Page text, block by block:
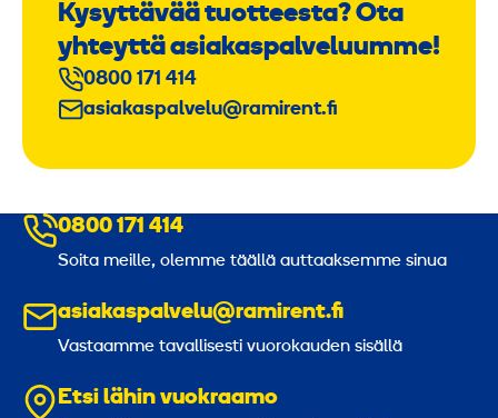
Kysyttävää tuotteesta? Ota
yhteyttä asiakaspalveluumme!
0800 171 414
asiakaspalvelu@ramirent.fi
0800 171 414
Soita meille, olemme täällä auttaaksemme sinua
asiakaspalvelu@ramirent.fi
Vastaamme tavallisesti vuorokauden sisällä
Etsi lähin vuokraamo